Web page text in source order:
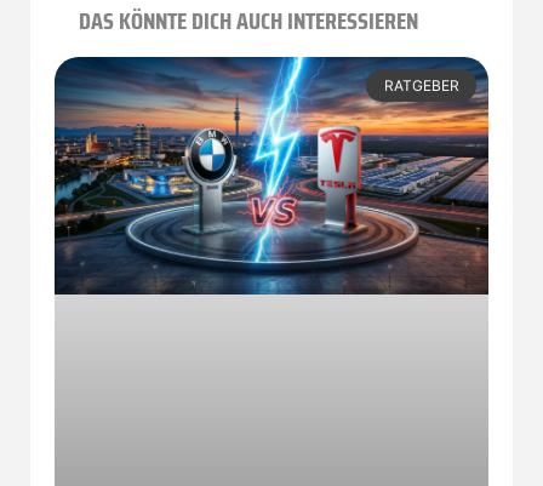
DAS KÖNNTE DICH AUCH INTERESSIEREN
RATGEBER